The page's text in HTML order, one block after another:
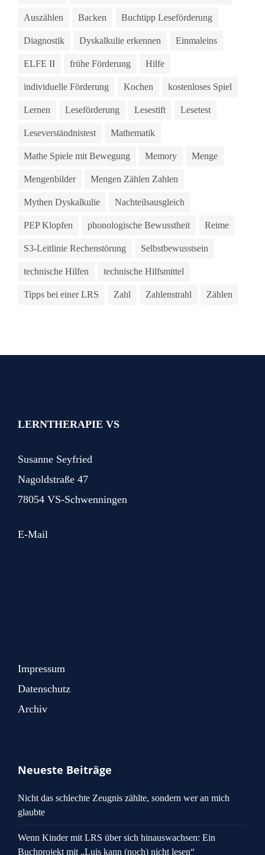
Auszählen Backen Buchtipp Leseförderung
Diagnostik Dyskalkulie erkennen Einmaleins
ELFE II frühe Förderung Hilfe
individuelle Förderung Kochen kostenloses Spiel
Lernen Leseförderung Lesestift Lesetest
Leseverständnistest Mathematik
Mathe Spiele mit Bewegung Memory Menge
Mengenbilder Mengen Zählen Zahlen
Mythen Dyskalkulie Nachteilsausgleich
PEP Klopfen phonologische Bewusstheit Reime
S3-Leitlinie Rechenstörung Selbstbewusstsein
technische Hilfen technische Hilfsmittel
Tipps bei einer LRS Zahl Zahlenstrahl Zählen
LERNTHERAPIE VS
Susanne Seyfried
Nagoldstraße 47
78054 VS-Schwenningen
E-Mail
Impressum
Datenschutz
Archiv
Neueste Beiträge
Nicht das schlechte Zeugnis zählte, sondern wer an mich
glaubte
Wenn Kinder mit LRS über sich hinauswachsen: Ein
Buchprojekt mit „Luis kann (noch) nicht lesen“